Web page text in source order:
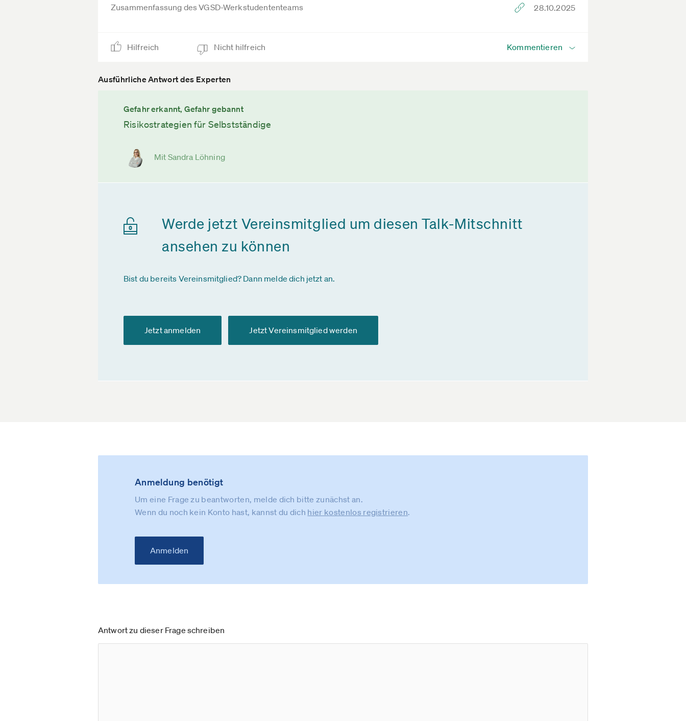
Zusammenfassung des VGSD-Werkstudententeams 28.10.2025
Hilfreich Nicht hilfreich Kommentieren
Ausführliche Antwort des Experten
Gefahr erkannt, Gefahr gebannt
Risikostrategien für Selbstständige
Mit Sandra Löhning
Werde jetzt Vereinsmitglied um diesen Talk-Mitschnitt
ansehen zu können
Bist du bereits Vereinsmitglied? Dann melde dich jetzt an.
Jetzt anmelden Jetzt Vereinsmitglied werden
Anmeldung benötigt
Um eine Frage zu beantworten, melde dich bitte zunächst an.
Wenn du noch kein Konto hast, kannst du dich hier kostenlos registrieren.
Anmelden
Antwort zu dieser Frage schreiben